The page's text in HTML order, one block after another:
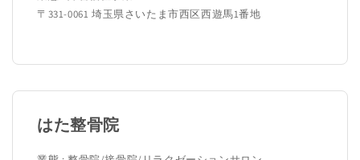
〒331-0061 埼玉県さいたま市西区西遊馬1番地
はた整骨院